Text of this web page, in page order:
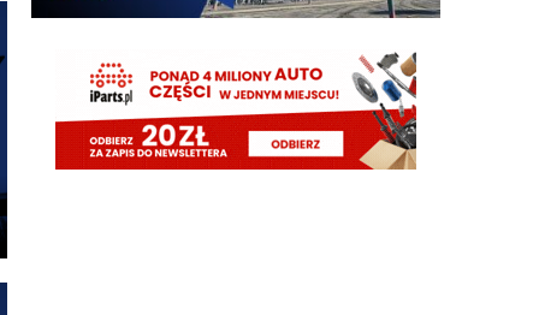
Zmienili taktykę. Już nawet się nie dogadują
Chuchu
08.08.2026 16:36
Z kim się Inter dziś dogadał?